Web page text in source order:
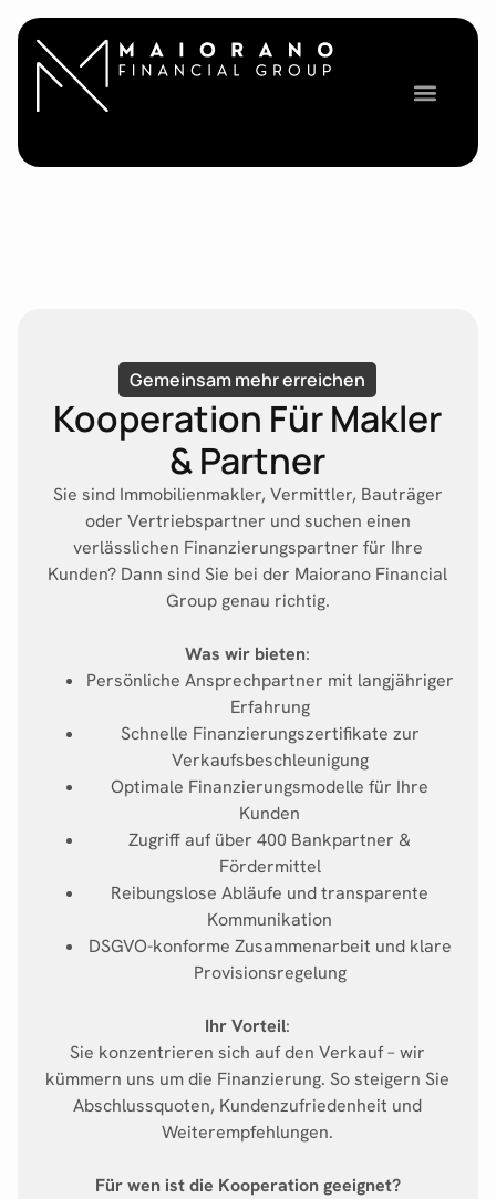
Gemeinsam mehr erreichen
Kooperation Für Makler
& Partner
Sie sind Immobilienmakler, Vermittler, Bauträger
oder Vertriebspartner und suchen einen
verlässlichen Finanzierungspartner für Ihre
Kunden? Dann sind Sie bei der Maiorano Financial
Group genau richtig.
Was wir bieten:
Persönliche Ansprechpartner mit langjähriger
Erfahrung
Schnelle Finanzierungszertifikate zur
Verkaufsbeschleunigung
Optimale Finanzierungsmodelle für Ihre
Kunden
Zugriff auf über 400 Bankpartner &
Fördermittel
Reibungslose Abläufe und transparente
Kommunikation
DSGVO-konforme Zusammenarbeit und klare
Provisionsregelung
Ihr Vorteil:
Sie konzentrieren sich auf den Verkauf – wir
kümmern uns um die Finanzierung. So steigern Sie
Abschlussquoten, Kundenzufriedenheit und
Weiterempfehlungen.
Für wen ist die Kooperation geeignet?